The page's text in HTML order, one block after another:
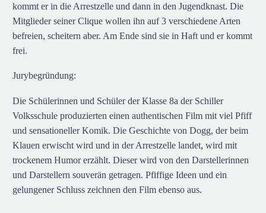
kommt er in die Arrestzelle und dann in den Jugendknast. Die
Mitglieder seiner Clique wollen ihn auf 3 verschiedene Arten
befreien, scheitern aber. Am Ende sind sie in Haft und er kommt
frei.
Jurybegründung:
Die Schülerinnen und Schüler der Klasse 8a der Schiller
Volksschule produzierten einen authentischen Film mit viel Pfiff
und sensationeller Komik. Die Geschichte von Dogg, der beim
Klauen erwischt wird und in der Arrestzelle landet, wird mit
trockenem Humor erzählt. Dieser wird von den Darstellerinnen
und Darstellern souverän getragen. Pfiffige Ideen und ein
gelungener Schluss zeichnen den Film ebenso aus.